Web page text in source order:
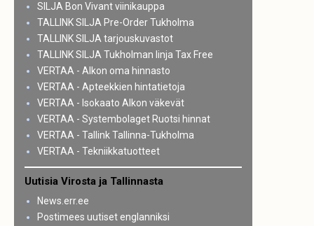
SILJA Bon Vivant viinikauppa
TALLINK SILJA Pre-Order Tukholma
TALLINK SILJA tarjouskuvastot
TALLINK SILJA Tukholman linja Tax Free
VERTAA - Alkon oma hinnasto
VERTAA - Apteekkien hintatietoja
VERTAA - Isokaato Alkon väkevät
VERTAA - Systembolaget Ruotsi hinnat
VERTAA - Tallink Tallinna-Tukholma
VERTAA - Tekniikkatuotteet
Uutisia Virosta ja Tallinnasta
News.err.ee
Postimees uutiset englanniksi